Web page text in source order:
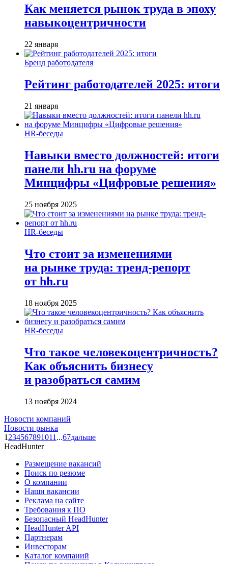
Как меняется рынок труда в эпоху
навыкоцентричности
22 января
Бренд работодателя
Рейтинг работодателей 2025: итоги
21 января
HR-беседы
Навыки вместо должностей: итоги
панели hh.ru на форуме
Минцифры «Цифровые решения»
25 ноября 2025
HR-беседы
Что стоит за изменениями
на рынке труда: тренд-репорт
от hh.ru
18 ноября 2025
HR-беседы
Что такое человеко­центричность?
Как объяснить бизнесу
и разобраться самим
13 ноября 2024
Новости компаний
Новости рынка
1 234567891011 ...67дальше
HeadHunter
Размещение вакансий
Поиск по резюме
О компании
Наши вакансии
Реклама на сайте
Требования к ПО
Безопасный HeadHunter
HeadHunter API
Партнерам
Инвесторам
Каталог компаний